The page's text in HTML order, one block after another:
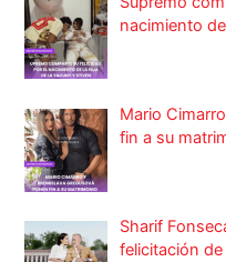
nacimiento
Mario
fin a su
Sharif
felicitación